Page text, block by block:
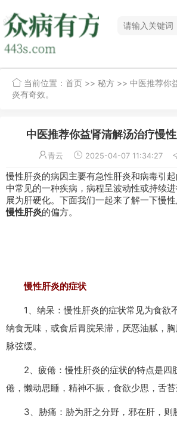
当前位置： 首页 >> 秘方 >> 中医推荐你
炎有奇效。
中医推荐你益肾清解汤治疗慢性
青云 2025-04-07 11:34:27
慢性肝炎的病因主要有急性肝炎和病毒引
中常见的一种疾病，病程呈波动性或持续
展为肝硬化。下面我们一起来了解一下慢
慢性肝炎的偏方。
慢性肝炎的症状
1、纳呆：慢性肝炎的症状常见为食欲
纳食无味，或食后胃脘呆滞，厌恶油腻，
脉弦缓。
2、疲倦：慢性肝炎的症状的特点是四
倦，懒动思睡，精神不振，食欲少思，舌苔
3、胁痛：胁为肝之分野，邪在肝，则